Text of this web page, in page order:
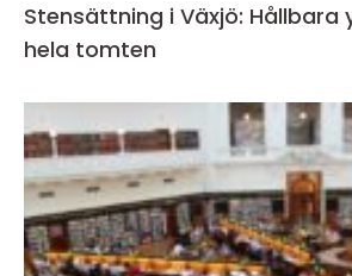
Stensättning i Växjö:
hela tomten